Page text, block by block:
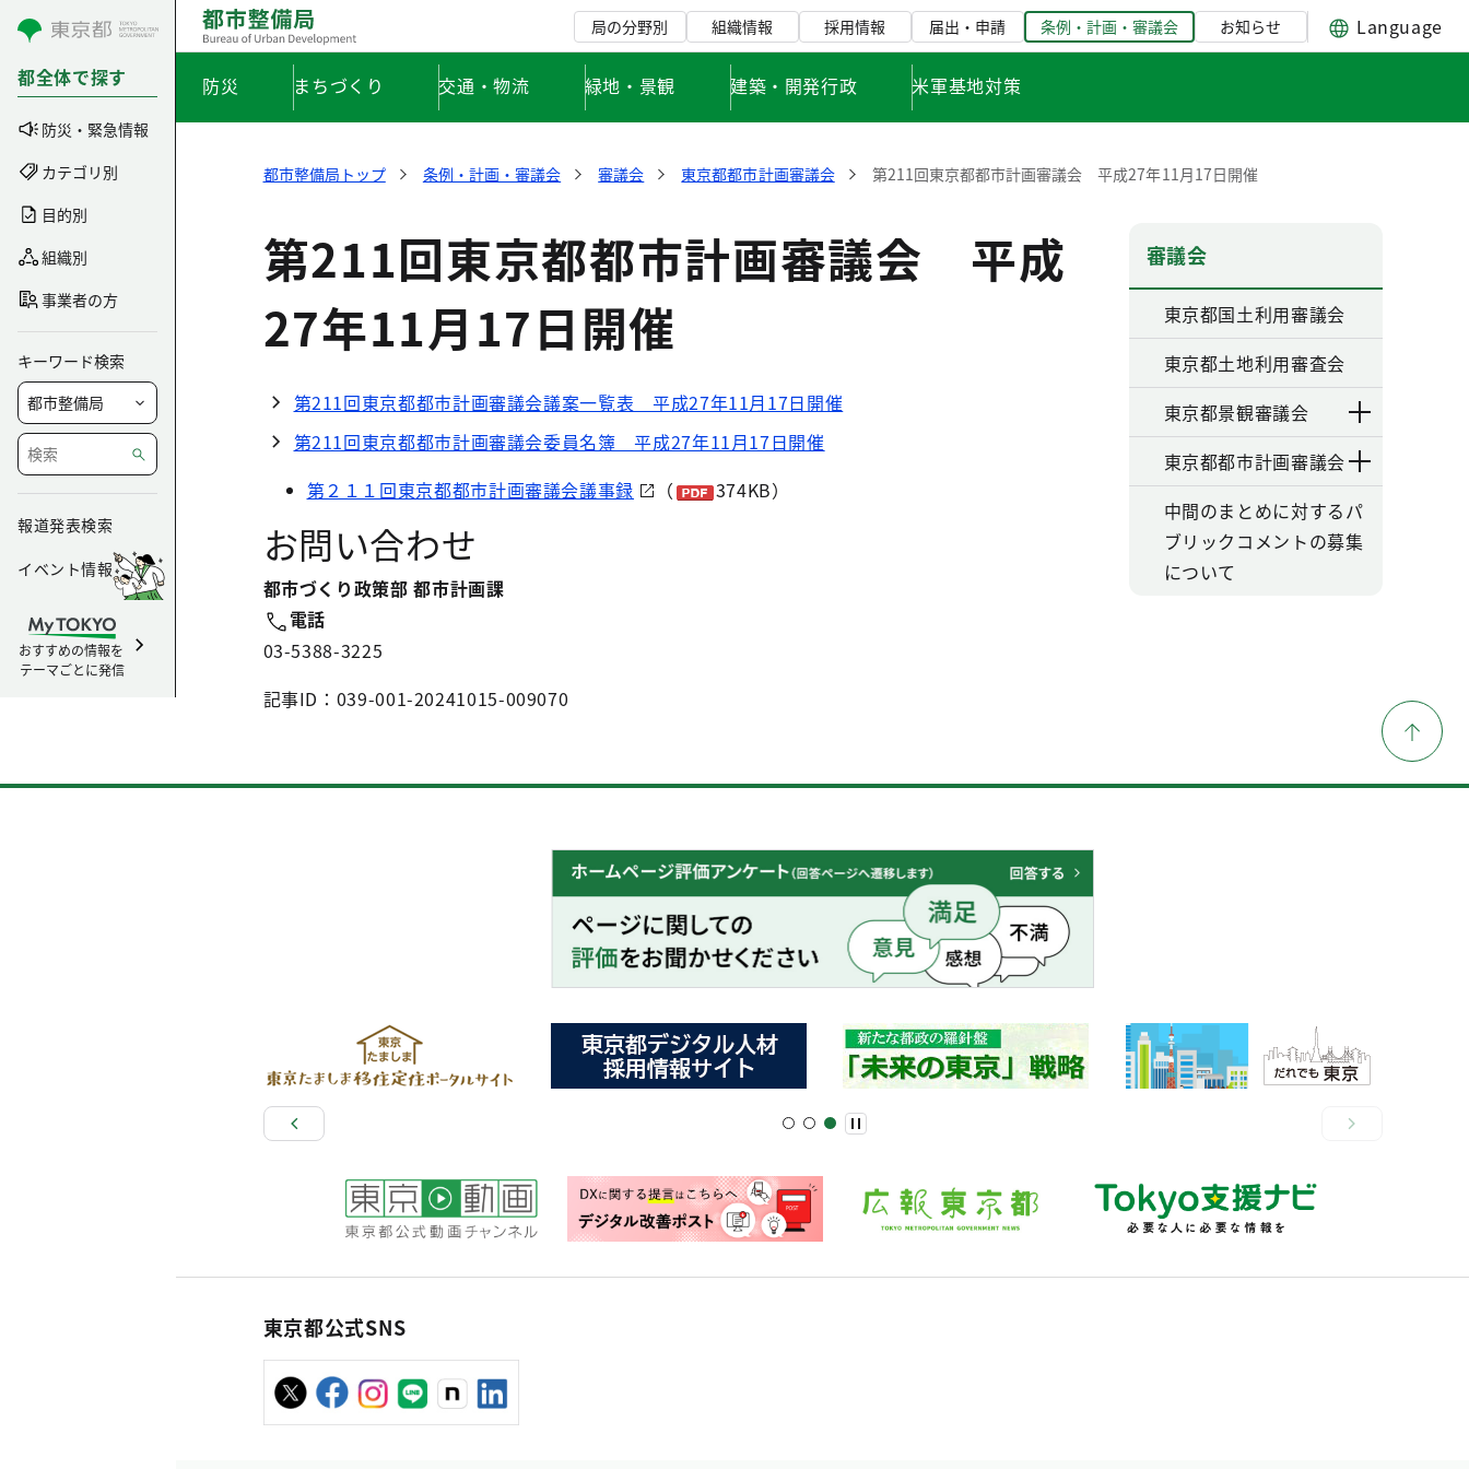
コンテンツにスキップ
都全体で探す
防災・緊急情報
カテゴリ別
目的別
組織別
事業者の方
キーワード検索
報道発表検索
イベント情報
おすすめの情報を
テーマごとに発信
局の分野別 組織情報 採用情報 届出・申請 条例・計画・審議会 お知らせ Language
防災 まちづくり 交通・物流 緑地・景観 建築・開発行政 米軍基地対策
都市整備局トップ 条例・計画・審議会 審議会 東京都都市計画審議会 第211回東京都都市計画審議会 平成27年11月17日開催
第211回東京都都市計画審議会 平成
27年11月17日開催
第211回東京都都市計画審議会議案一覧表 平成27年11月17日開催
第211回東京都都市計画審議会委員名簿 平成27年11月17日開催
第２１１回東京都都市計画審議会議事録
（ 374KB）
お問い合わせ
都市づくり政策部 都市計画課
電話
03-5388-3225
記事ID：039-001-20241015-009070
審議会
東京都国土利用審議会
東京都土地利用審査会
東京都景観審議会
東京都都市計画審議会
中間のまとめに対するパ
ブリックコメントの募集
について
東京都公式SNS